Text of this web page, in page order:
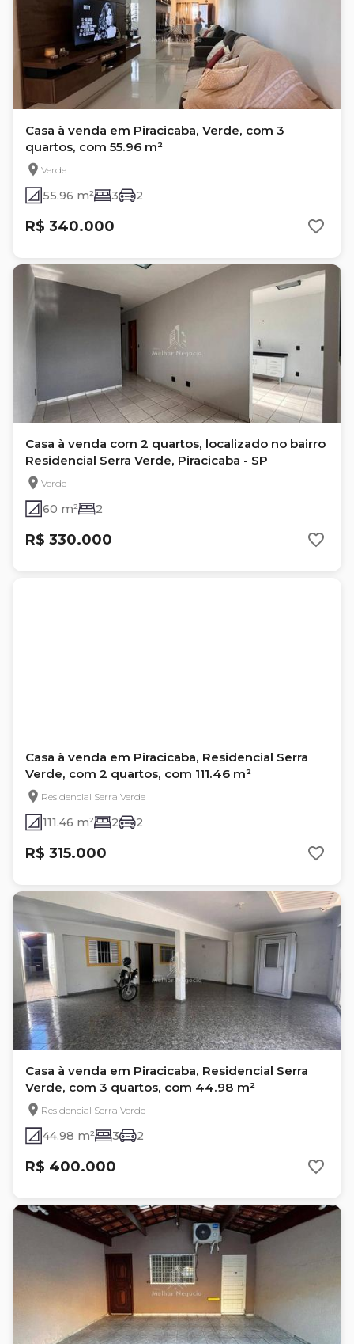
Casa à venda em Piracicaba, Verde, com 3
quartos, com 55.96 m²
Verde
55.96 m² 3 2
R$ 340.000
Casa à venda com 2 quartos, localizado no bairro
Residencial Serra Verde, Piracicaba - SP
Verde
60 m² 2
R$ 330.000
Casa à venda em Piracicaba, Residencial Serra
Verde, com 2 quartos, com 111.46 m²
Residencial Serra Verde
111.46 m² 2 2
R$ 315.000
Casa à venda em Piracicaba, Residencial Serra
Verde, com 3 quartos, com 44.98 m²
Residencial Serra Verde
44.98 m² 3 2
R$ 400.000